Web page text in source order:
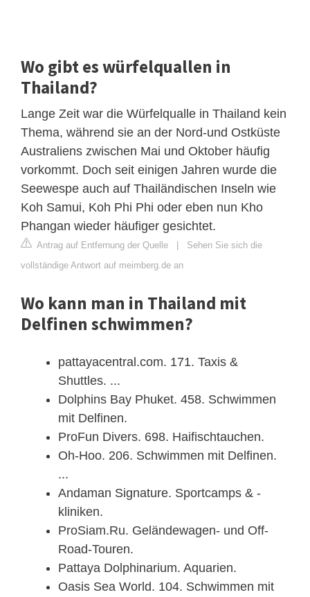
Wo gibt es würfelquallen in
Thailand?
Lange Zeit war die Würfelqualle in Thailand kein
Thema, während sie an der Nord-und Ostküste
Australiens zwischen Mai und Oktober häufig
vorkommt. Doch seit einigen Jahren wurde die
Seewespe auch auf Thailändischen Inseln wie
Koh Samui, Koh Phi Phi oder eben nun Kho
Phangan wieder häufiger gesichtet.
Antrag auf Entfernung der Quelle | Sehen Sie sich die
vollständige Antwort auf meimberg.de an
Wo kann man in Thailand mit
Delfinen schwimmen?
pattayacentral.com. 171. Taxis &
Shuttles. ...
Dolphins Bay Phuket. 458. Schwimmen
mit Delfinen.
ProFun Divers. 698. Haifischtauchen.
Oh-Hoo. 206. Schwimmen mit Delfinen.
...
Andaman Signature. Sportcamps & -
kliniken.
ProSiam.Ru. Geländewagen- und Off-
Road-Touren.
Pattaya Dolphinarium. Aquarien.
Oasis Sea World. 104. Schwimmen mit